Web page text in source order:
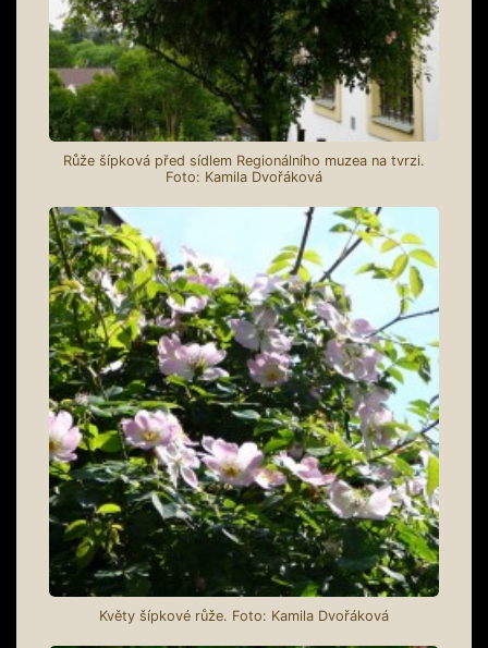
Růže šípková před sídlem Regionálního muzea na tvrzi.
Foto: Kamila Dvořáková
Květy šípkové růže. Foto: Kamila Dvořáková